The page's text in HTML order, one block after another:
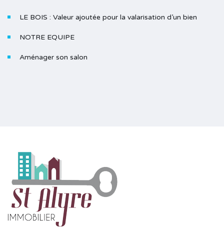
LE BOIS : Valeur ajoutée pour la valarisation d’un bien
NOTRE EQUIPE
Aménager son salon